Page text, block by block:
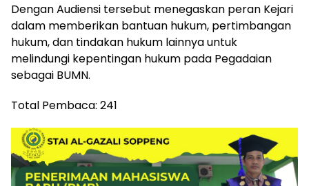
Dengan Audiensi tersebut menegaskan peran Kejari
dalam memberikan bantuan hukum, pertimbangan
hukum, dan tindakan hukum lainnya untuk
melindungi kepentingan hukum pada Pegadaian
sebagai BUMN.
Total Pembaca: 241